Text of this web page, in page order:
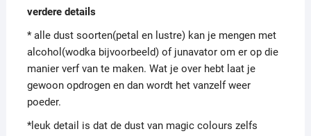
verdere details
* alle dust soorten(petal en lustre) kan je mengen met
alcohol(wodka bijvoorbeeld) of junavator om er op die
manier verf van te maken. Wat je over hebt laat je
gewoon opdrogen en dan wordt het vanzelf weer
poeder.
*leuk detail is dat de dust van magic colours zelfs